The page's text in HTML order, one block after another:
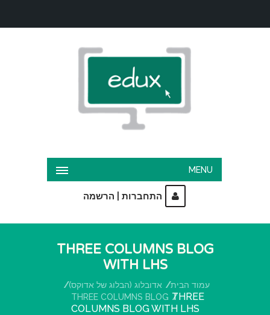
MENU
התחברות הרשמה
THREE COLUMNS BLOG
WITH LHS
עמוד הבית
אדובלוג (הבלוג של אדוקס)
THREE COLUMNS BLOG THREE
COLUMNS BLOG WITH LHS